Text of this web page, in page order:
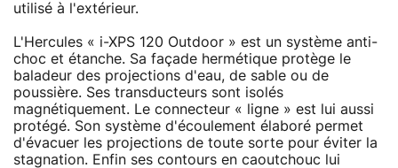
utilisé à l'extérieur.
L'Hercules « i-XPS 120 Outdoor » est un système anti-
choc et étanche. Sa façade hermétique protège le
baladeur des projections d'eau, de sable ou de
poussière. Ses transducteurs sont isolés
magnétiquement. Le connecteur « ligne » est lui aussi
protégé. Son système d'écoulement élaboré permet
d'évacuer les projections de toute sorte pour éviter la
stagnation. Enfin ses contours en caoutchouc lui